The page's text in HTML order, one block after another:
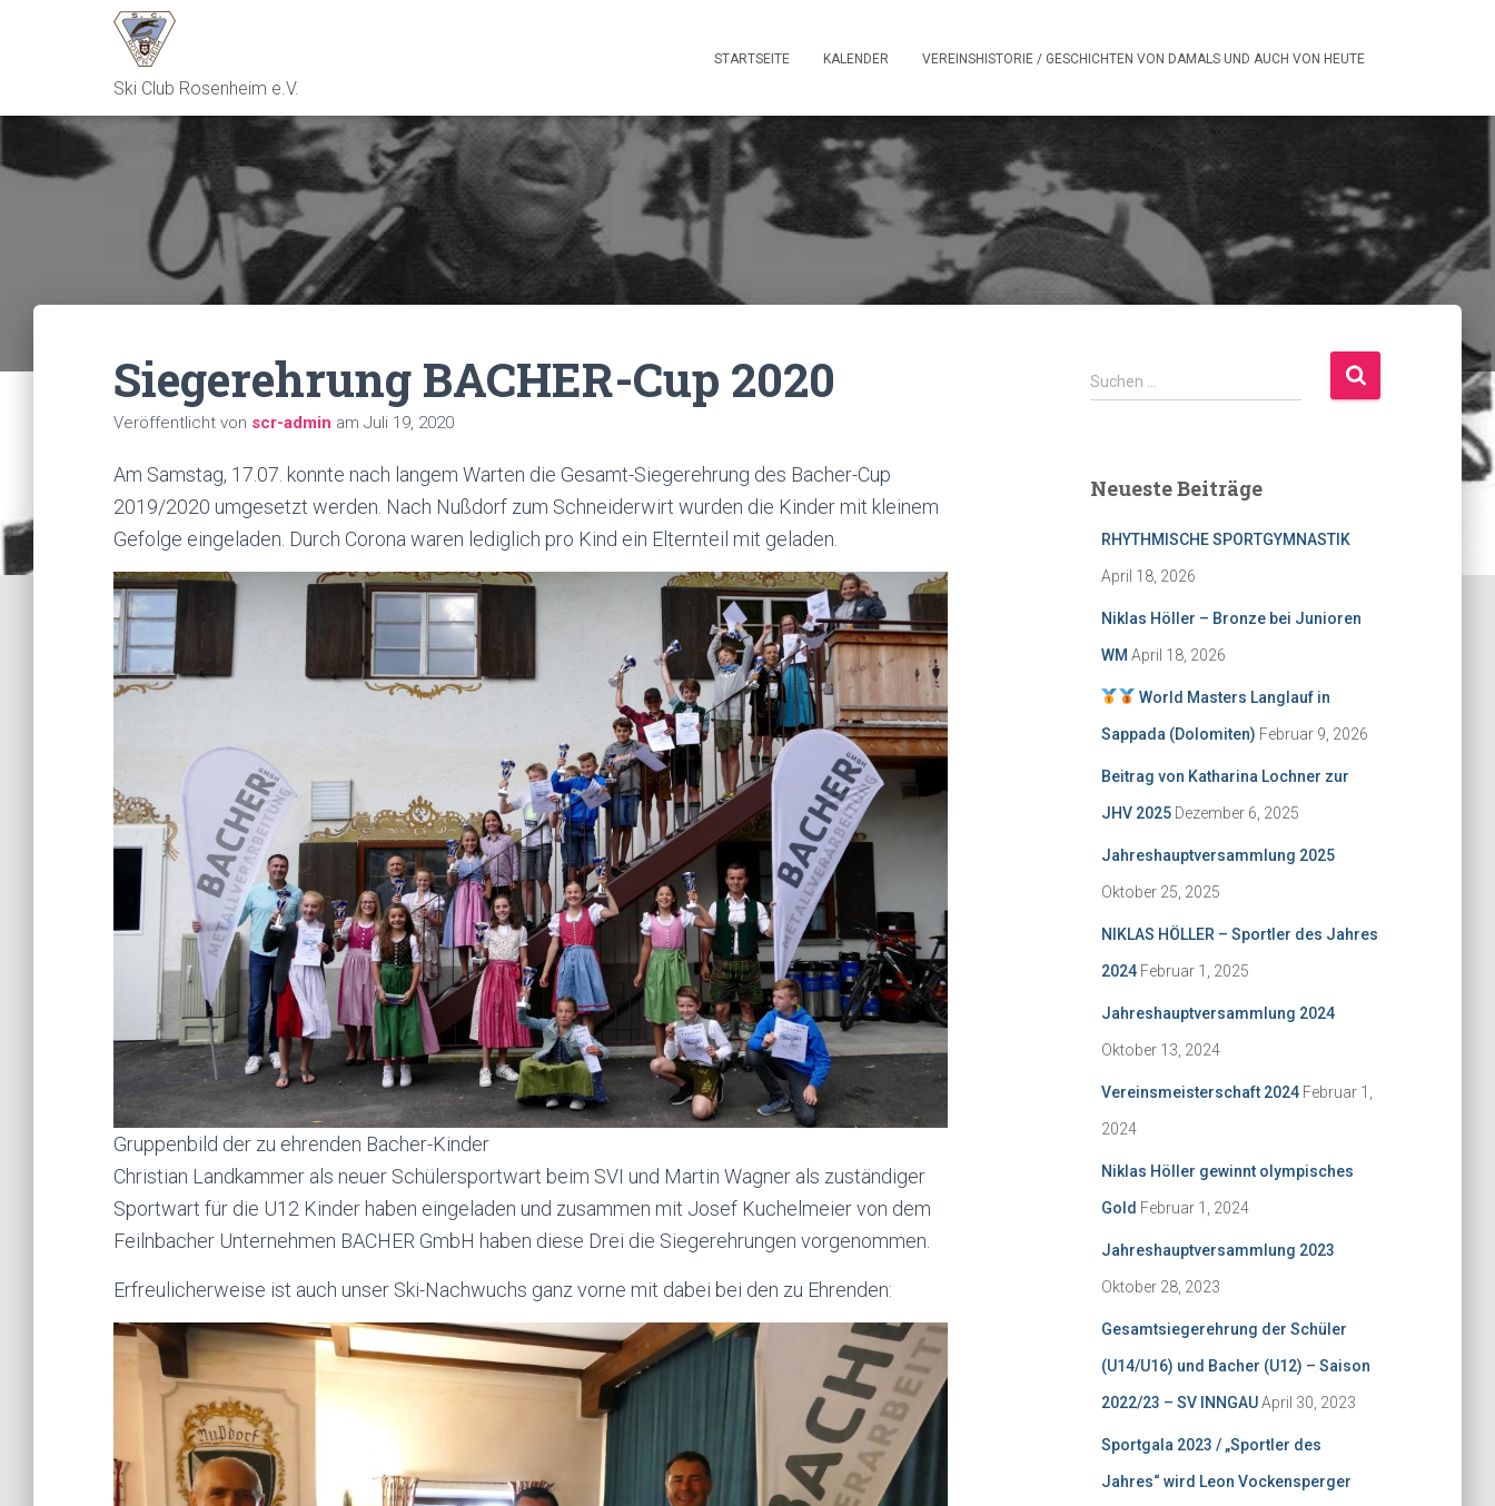
Ski Club Rosenheim e.V.
STARTSEITE KALENDER VEREINSHISTORIE / GESCHICHTEN VON DAMALS UND AUCH VON HEUTE
Siegerehrung BACHER-Cup 2020
Veröffentlicht von scr-admin am Juli 19, 2020
Am Samstag, 17.07. konnte nach langem Warten die Gesamt-Siegerehrung des Bacher-Cup
2019/2020 umgesetzt werden. Nach Nußdorf zum Schneiderwirt wurden die Kinder mit kleinem
Gefolge eingeladen. Durch Corona waren lediglich pro Kind ein Elternteil mit geladen.
Gruppenbild der zu ehrenden Bacher-Kinder
Christian Landkammer als neuer Schülersportwart beim SVI und Martin Wagner als zuständiger
Sportwart für die U12 Kinder haben eingeladen und zusammen mit Josef Kuchelmeier von dem
Feilnbacher Unternehmen BACHER GmbH haben diese Drei die Siegerehrungen vorgenommen.
Erfreulicherweise ist auch unser Ski-Nachwuchs ganz vorne mit dabei bei den zu Ehrenden:
S
u
n
Suchen …
Neueste Beiträge
RHYTHMISCHE SPORTGYMNASTIK
April 18, 2026
Niklas Höller – Bronze bei Junioren
WM April 18, 2026
World Masters Langlauf in
Sappada (Dolomiten) Februar 9, 2026
Beitrag von Katharina Lochner zur
JHV 2025 Dezember 6, 2025
Jahreshauptversammlung 2025
Oktober 25, 2025
NIKLAS HÖLLER – Sportler des Jahres
2024 Februar 1, 2025
Jahreshauptversammlung 2024
Oktober 13, 2024
Vereinsmeisterschaft 2024 Februar 1,
2024
Niklas Höller gewinnt olympisches
Gold Februar 1, 2024
Jahreshauptversammlung 2023
Oktober 28, 2023
Gesamtsiegerehrung der Schüler
(U14/U16) und Bacher (U12) – Saison
2022/23 – SV INNGAU April 30, 2023
Sportgala 2023 / „Sportler des
Jahres“ wird Leon Vockensperger